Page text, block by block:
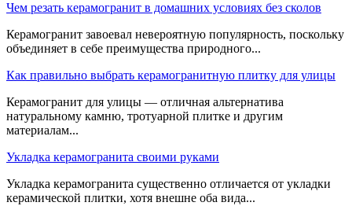
Чем резать керамогранит в домашних условиях без сколов
Керамогранит завоевал невероятную популярность, поскольку
объединяет в себе преимущества природного...
Как правильно выбрать керамогранитную плитку для улицы
Керамогранит для улицы — отличная альтернатива
натуральному камню, тротуарной плитке и другим
материалам...
Укладка керамогранита своими руками
Укладка керамогранита существенно отличается от укладки
керамической плитки, хотя внешне оба вида...